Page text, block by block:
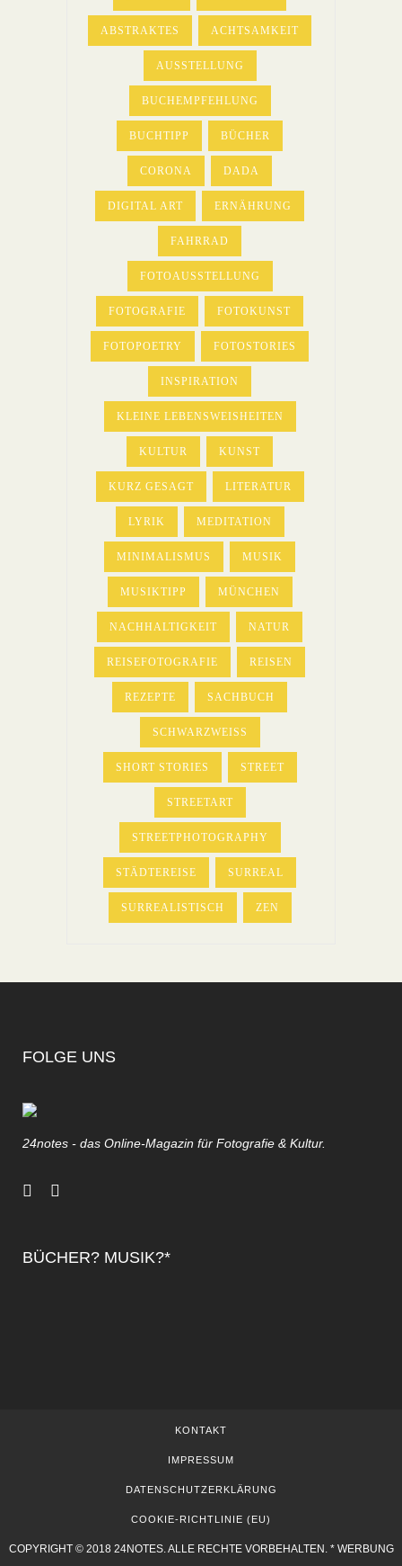
ABSTRAKTES ACHTSAMKEIT
AUSSTELLUNG
BUCHEMPFEHLUNG
BUCHTIPP BÜCHER
CORONA DADA
DIGITAL ART ERNÄHRUNG
FAHRRAD
FOTOAUSSTELLUNG
FOTOGRAFIE FOTOKUNST
FOTOPOETRY FOTOSTORIES
INSPIRATION
KLEINE LEBENSWEISHEITEN
KULTUR KUNST
KURZ GESAGT LITERATUR
LYRIK MEDITATION
MINIMALISMUS MUSIK
MUSIKTIPP MÜNCHEN
NACHHALTIGKEIT NATUR
REISEFOTOGRAFIE REISEN
REZEPTE SACHBUCH
SCHWARZWEISS
SHORT STORIES STREET
STREETART
STREETPHOTOGRAPHY
STÄDTEREISE SURREAL
SURREALISTISCH ZEN
FOLGE UNS
24notes - das Online-Magazin für Fotografie & Kultur.
BÜCHER? MUSIK?*
KONTAKT
IMPRESSUM
DATENSCHUTZERKLÄRUNG
COOKIE-RICHTLINIE (EU)
COPYRIGHT © 2018 24NOTES. ALLE RECHTE VORBEHALTEN. * WERBUNG